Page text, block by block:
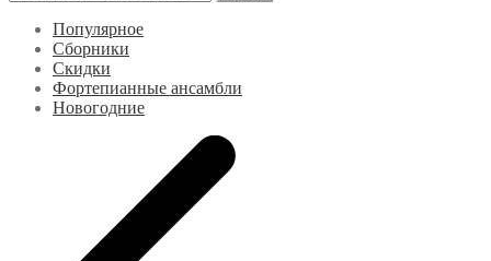
Популярное
Сборники
Скидки
Фортепианные ансамбли
Новогодние